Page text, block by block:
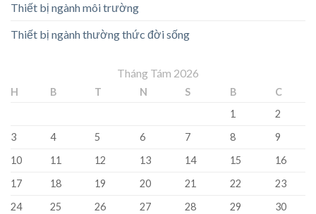
Thiết bị ngành môi trường
Thiết bị ngành thường thức đời sống
Tháng Tám 2026
H B T N S B
C
1
2
3
4 5 6 7 8
9
10
11 12 13 14 15
16
17
18 19 20 21 22
23
24
25 26 27 28 29
30